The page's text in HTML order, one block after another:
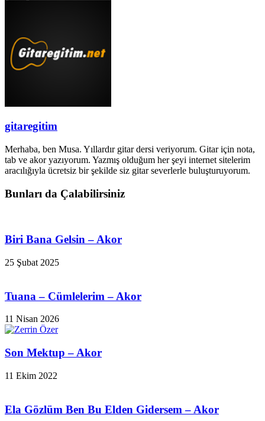
gitaregitim
Merhaba, ben Musa. Yıllardır gitar dersi veriyorum. Gitar için nota,
tab ve akor yazıyorum. Yazmış olduğum her şeyi internet sitelerim
aracılığıyla ücretsiz bir şekilde siz gitar severlerle buluşturuyorum.
Bunları da Çalabilirsiniz
Biri Bana Gelsin – Akor
25 Şubat 2025
Tuana – Cümlelerim – Akor
11 Nisan 2026
Son Mektup – Akor
11 Ekim 2022
Ela Gözlüm Ben Bu Elden Gidersem – Akor